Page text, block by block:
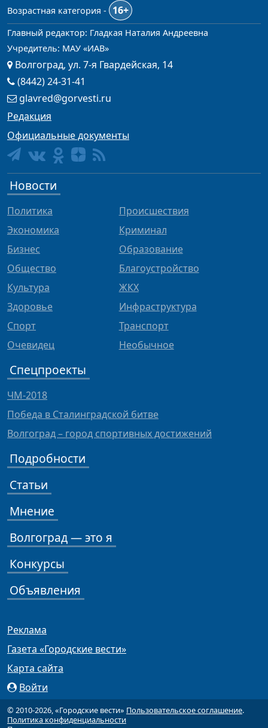
Возрастная категория -
16+
Главный редактор: Гладкая Наталия Андреевна
Учредитель: МАУ «ИАВ»
Волгоград, ул. 7-я Гвардейская, 14
(8442) 24-31-41
glavred@gorvesti.ru
Редакция
Официальные документы
Новости
Политика
Экономика
Бизнес
Общество
Культура
Здоровье
Спорт
Очевидец
Происшествия
Криминал
Образование
Благоустройство
ЖКХ
Инфраструктура
Транспорт
Необычное
Спецпроекты
ЧМ-2018
Победа в Сталинградской битве
Волгоград – город спортивных достижений
Подробности
Статьи
Мнение
Волгоград — это я
Конкурсы
Объявления
Реклама
Газета «Городские вести»
Карта сайта
Войти
© 2010-2026, «Городские вести» Пользовательское соглашение.
Политика конфиденциальности